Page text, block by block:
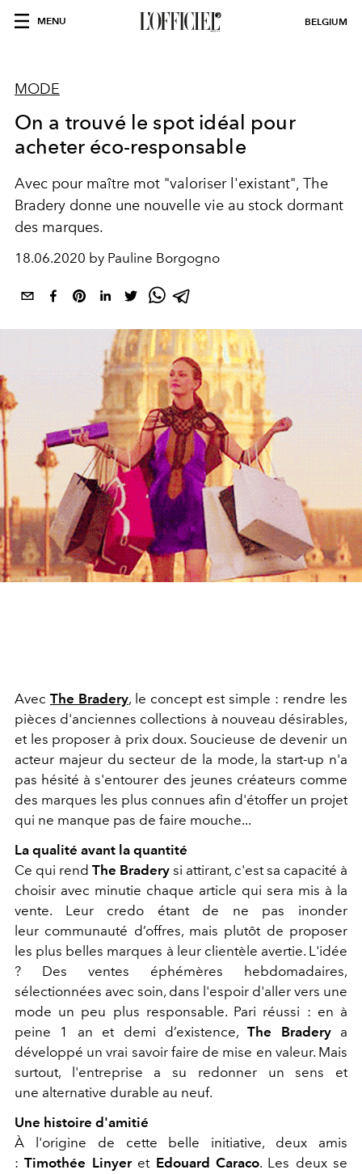
MENU BELGIUM
MODE
On a trouvé le spot idéal pour
acheter éco-responsable
Avec pour maître mot "valoriser l'existant", The
Bradery donne une nouvelle vie au stock dormant
des marques.
18.06.2020 by Pauline Borgogno
Avec The Bradery, le concept est simple : rendre les
pièces d'anciennes collections à nouveau désirables,
et les proposer à prix doux. Soucieuse de devenir un
acteur majeur du secteur de la mode, la start-up n'a
pas hésité à s'entourer des jeunes créateurs comme
des marques les plus connues afin d'étoffer un projet
qui ne manque pas de faire mouche...
La qualité avant la quantité
Ce qui rend The Bradery si attirant, c'est sa capacité à
choisir avec minutie chaque article qui sera mis à la
vente. Leur credo étant de ne pas inonder
leur communauté d’offres, mais plutôt de proposer
les plus belles marques à leur clientèle avertie. L'idée
? Des ventes éphémères hebdomadaires,
sélectionnées avec soin, dans l'espoir d'aller vers une
mode un peu plus responsable. Pari réussi : en à
peine 1 an et demi d’existence,The Braderya
développé un vrai savoir faire de mise en valeur. Mais
surtout, l'entreprise a su redonner un sens et
une alternative durable au neuf.
Une histoire d'amitié
À l'origine de cette belle initiative, deux amis
:Timothée Linyeret Edouard Caraco. Les deux se